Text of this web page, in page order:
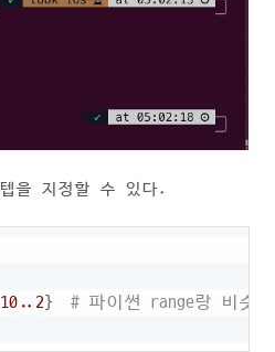
을 지정할 수 있다.
..2}
# 파이썬 range랑 비슷